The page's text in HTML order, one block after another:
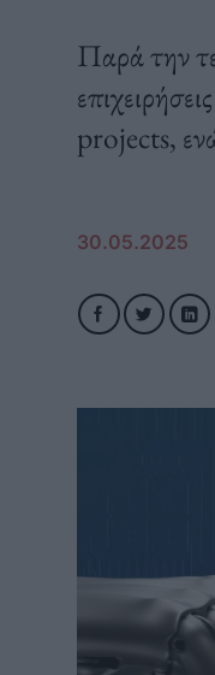
Παρά την
projects,
30.05.2025